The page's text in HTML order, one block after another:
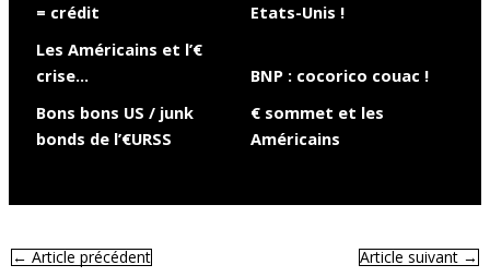
= crédit
Etats-Unis !
Les Américains et l’€
crise…
BNP : cocorico couac !
Bons bons US / junk
bonds de l’€URSS
€ sommet et les
Américains
←Article précédent Article suivant→